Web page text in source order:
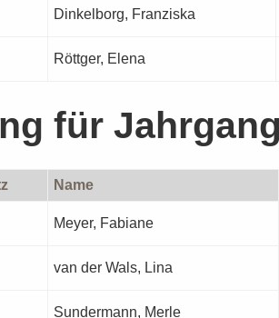
Dinkelborg, Franziska
Röttger, Elena
für
Name
Meyer, Fabiane
van der Wals, Lina
Sundermann, Merle